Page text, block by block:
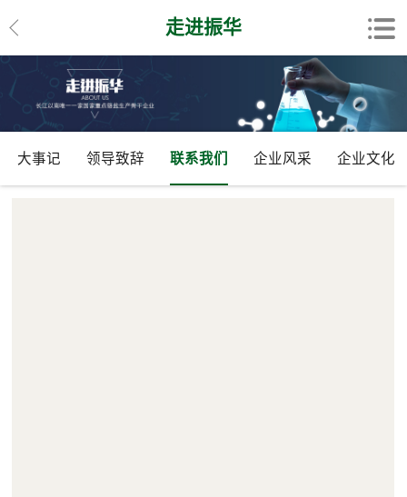
走进振华
大事记 领导致辞 联系我们 企业风采 企业文化